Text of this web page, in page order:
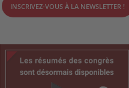
INSCRIVEZ-VOUS À LA NEWSLETTER !